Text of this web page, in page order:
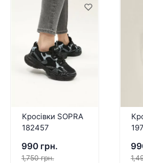
Кросівки SOPRA
182457
990 грн.
1,750 грн.